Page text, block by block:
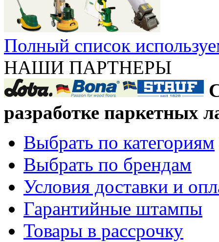
Полный список
НАШИ ПАРТНЕРЫ
разработке паркетных
Выбрать по категориям
Выбрать по брендам
Условия доставки и
Гарантийные штампы
Товары в рассрочку